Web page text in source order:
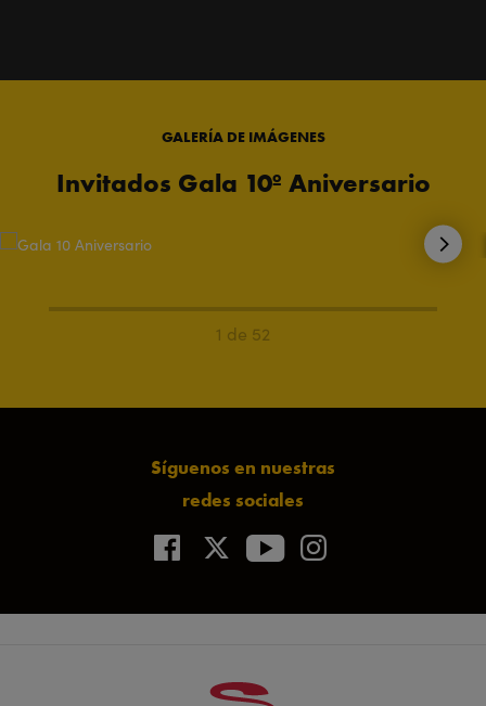
GALERÍA DE IMÁGENES
Invitados Gala 10º Aniversario
1 de 52
Síguenos en nuestras
redes sociales